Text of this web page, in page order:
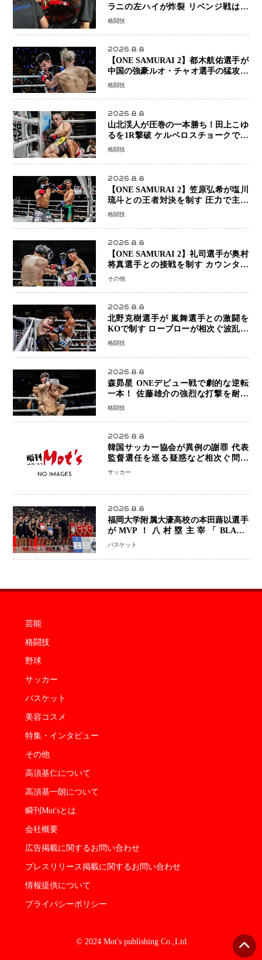
ラニの左ハイが炸裂 リベンジ戦は一
瞬で決着
格闘技
2026.8.8
【ONE SAMURAI 2】都木航佑選手が
中国の強豪ルオ・チャオ選手の猛攻を
受けながらも的確な攻撃で応戦 最後
格闘技
2026.8.8
山北渓人が圧巻の一本勝ち！田上こゆ
るを1R撃破 ケルベロスチョークで存
在感を示す
格闘技
2026.8.8
【ONE SAMURAI 2】笠原弘希が塩川
琉斗との王者対決を制す 圧力で主導
権を握り判定勝利
格闘技
2026.8.8
【ONE SAMURAI 2】礼司選手が奥村
将真選手との接戦を制す カウンター
と正確な打撃で判定勝利
その他
2026.8.8
北野克樹選手が 嵐舞選手との激闘を
KOで制す ローブローが相次ぐ波乱の
展開…涙の勝利「生まれてくる娘のた
格闘技
2026.8.8
森昴星 ONEデビュー戦で劇的な逆転
一本！ 佐藤雄介の強烈な打撃を耐え
抜き、リアネイキッドチョークで勝利
格闘技
2026.8.8
韓国サッカー協会が異例の謝罪 代表
監督選任を巡る疑惑など相次ぐ問題
「組織の刷新」誓う
サッカー
2026.8.8
福岡大学附属大濠高校の本田蕗以選手
がMVP！八村塁主宰「BLACK
SAMURAI SUMMIT 2026」で存在
なった」
バスケット
芸能
格闘技
野球
サッカー
バスケット
美容コスメ
特集・インタビュー
その他
高須基仁について
高須基一朗について
瞬刊Mot'sとは
会社概要
広告掲載に関するお問い合わせ
プレスリリース掲載に関するお問い合わせ
情報提供について
プライバシーポリシー
© 2024 Mot's publishing Co.,Ltd